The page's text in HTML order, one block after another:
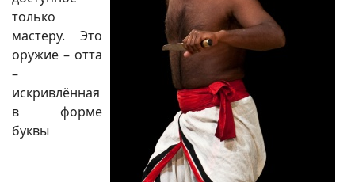
только
мастеру. Это
оружие – отта
–
искривлённая
в форме
буквы